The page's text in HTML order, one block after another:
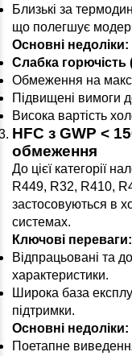
Близькі за
що полегшує
Основні недоліки:
Слабка горючість
Обмеження на
Підвищені вимоги
Висока вартість
HFC з GWP <
обмеження
До цієї категорії
R449, R32, R410,
застосовуються в
системах.
Ключові переваги:
Відпрацьовані та
характеристики.
Широка база
підтримки.
Основні недоліки:
Поетапне